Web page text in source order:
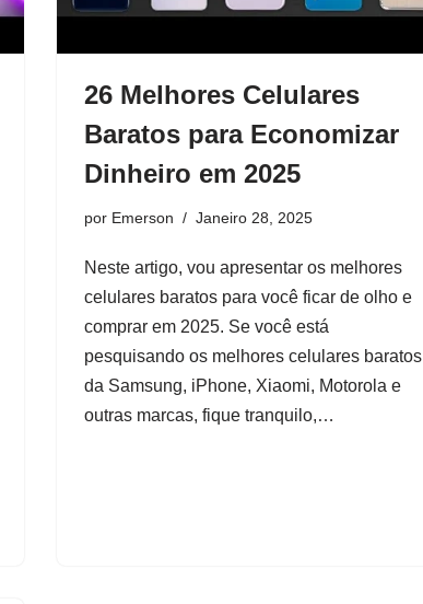
26 Melhores Celulares
Baratos para Economizar
Dinheiro em 2025
por Emerson Janeiro 28, 2025
Neste artigo, vou apresentar os melhores
celulares baratos para você ficar de olho e
comprar em 2025. Se você está
pesquisando os melhores celulares baratos
da Samsung, iPhone, Xiaomi, Motorola e
outras marcas, fique tranquilo,…